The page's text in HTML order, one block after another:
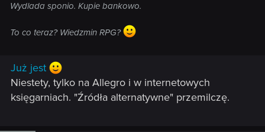
Wydlada sponio. Kupie bankowo.
To co teraz? Wiedzmin RPG?
Już jest
Niestety, tylko na Allegro i w internetowych
księgarniach. "Źródła alternatywne" przemilczę.